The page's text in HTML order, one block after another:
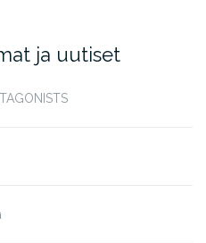
ja uutiset